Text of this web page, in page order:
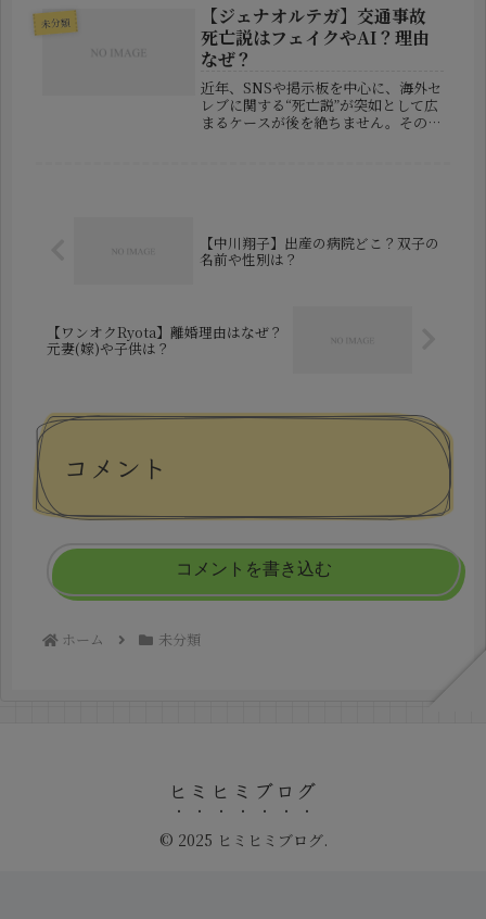
「結婚しているの？」「銀行はどこに
勤めていた？」など気になる人が増
え...
未分類
【ジェナオルテガ】交通事故
死亡説はフェイクやAI？理由
なぜ？
近年、SNSや掲示板を中心に、海外セ
レブに関する“死亡説”が突如として広
まるケースが後を絶ちません。その中
【中川翔子】出産の病院どこ？双子の
名前や性別は？
【ワンオクRyota】離婚理由はなぜ？
元妻(嫁)や子供は？
コメント
コメントを書き込む
ホーム 未分類
ヒミヒミブログ
© 2025 ヒミヒミブログ.